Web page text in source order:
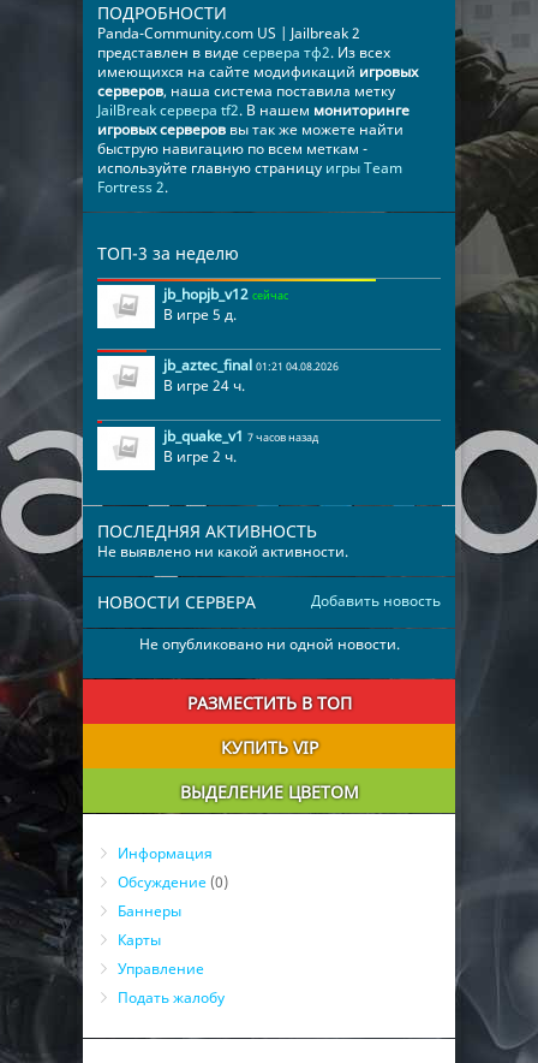
ПОДРОБНОСТИ
Panda-Community.com US | Jailbreak 2
представлен в видесервера тф2. Из всех
имеющихся на сайте модификаций игровых
серверов, наша система поставила метку
JailBreak сервера tf2. В нашем мониторинге
игровых серверов вы так же можете найти
быструю навигацию по всем меткам -
используйте главную страницу игры Team
Fortress 2.
ТОП-3 за неделю
jb_hopjb_v12 сейчас
В игре 5 д.
jb_aztec_final 01:21 04.08.2026
В игре 24 ч.
jb_quake_v1 7 часов назад
В игре 2 ч.
ПОСЛЕДНЯЯ АКТИВНОСТЬ
Не выявлено ни какой активности.
Добавить новость
НОВОСТИ СЕРВЕРА
Не опубликовано ни одной новости.
РАЗМЕСТИТЬ В ТОП
КУПИТЬ VIP
ВЫДЕЛЕНИЕ ЦВЕТОМ
Информация
Обсуждение (0)
Баннеры
Карты
Управление
Подать жалобу